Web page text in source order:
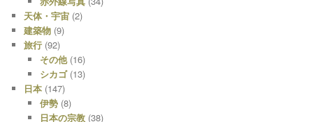
天体・宇宙 (2)
建築物 (9)
旅行 (92)
その他(16)
シカゴ(13)
日本 (147)
伊勢(8)
日本の宗教(38)